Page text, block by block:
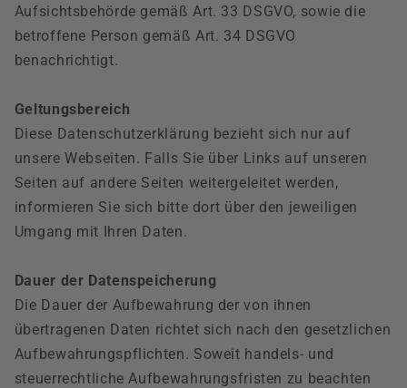
Aufsichtsbehörde gemäß Art. 33 DSGVO, sowie die
betroffene Person gemäß Art. 34 DSGVO
benachrichtigt.
Geltungsbereich
Diese Datenschutzerklärung bezieht sich nur auf
unsere Webseiten. Falls Sie über Links auf unseren
Seiten auf andere Seiten weitergeleitet werden,
informieren Sie sich bitte dort über den jeweiligen
Umgang mit Ihren Daten.
Dauer der Datenspeicherung
Die Dauer der Aufbewahrung der von ihnen
übertragenen Daten richtet sich nach den gesetzlichen
Aufbewahrungspflichten. Soweit handels- und
steuerrechtliche Aufbewahrungsfristen zu beachten